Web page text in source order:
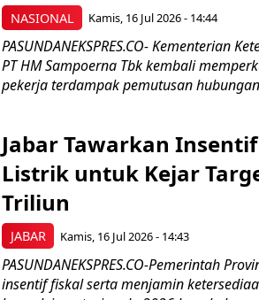
NASIONAL Kamis, 16 Jul 2026 - 14:44
PASUNDANEKSPRES.CO- Kementerian
PT HM Sampoerna Tbk kembali
pekerja terdampak pemutusan
JABAR
Jabar Tawarkan
Listrik untuk Kejar
Triliun
Kamis, 16 Jul 2026 - 14:43
PASUNDANEKSPRES.CO-Pemerintah
insentif fiskal serta menjamin